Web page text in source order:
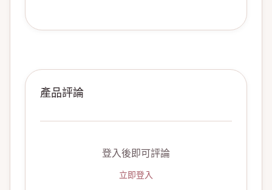
產品評論
登入後即可評論
立即登入